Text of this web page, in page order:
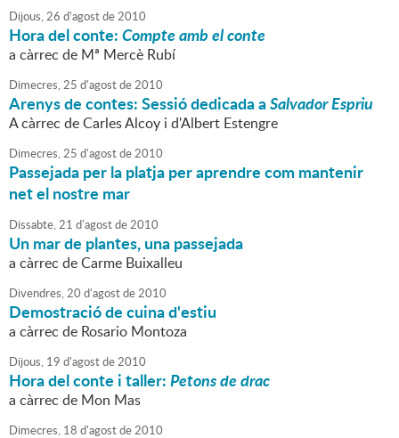
Dijous,26 d'agostde2010
Hora del conte:Compte amb el conte
a càrrec de Mª Mercè Rubí
Dimecres,25 d'agostde2010
Arenys de contes: Sessió dedicada aSalvador Espriu
A càrrec de Carles Alcoy i d'Albert Estengre
Dimecres,25 d'agostde2010
Passejada per la platja per aprendre com mantenir
net el nostre mar
Dissabte,21 d'agostde2010
Un mar de plantes, una passejada
a càrrec de Carme Buixalleu
Divendres,20 d'agostde2010
Demostració de cuina d'estiu
a càrrec de Rosario Montoza
Dijous, 19 d'agostde2010
Hora del conte i taller:Petons de drac
a càrrec de Mon Mas
Dimecres, 18 d'agostde2010